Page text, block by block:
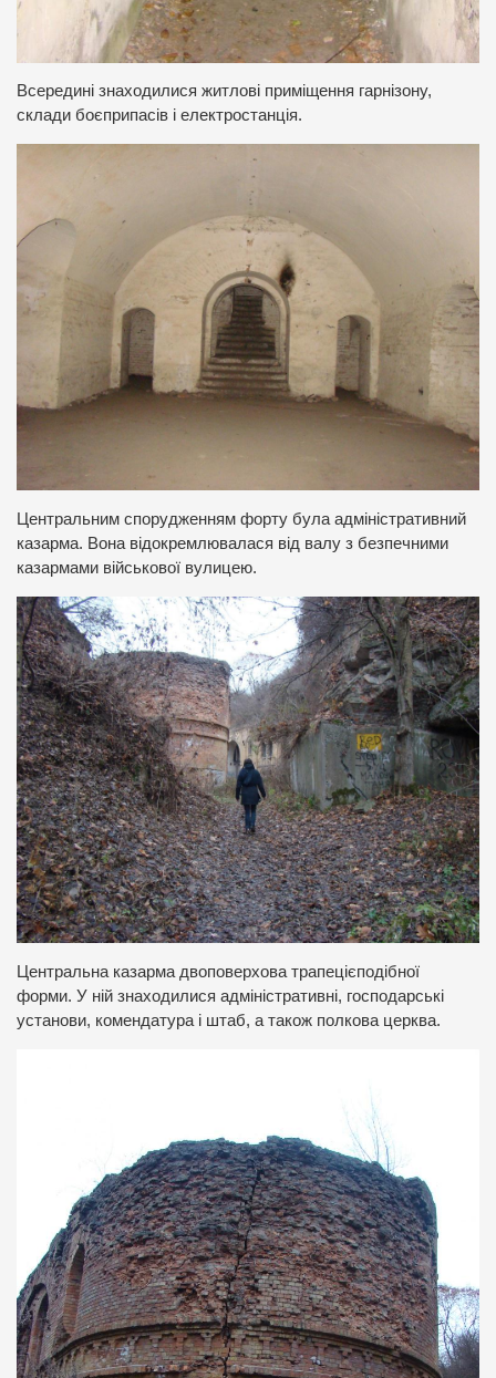
Всередині знаходилися житлові приміщення гарнізону,
склади боєприпасів і електростанція.
Центральним спорудженням форту була адміністративний
казарма. Вона відокремлювалася від валу з безпечними
казармами військової вулицею.
Центральна казарма двоповерхова трапецієподібної
форми. У ній знаходилися адміністративні, господарські
установи, комендатура і штаб, а також полкова церква.